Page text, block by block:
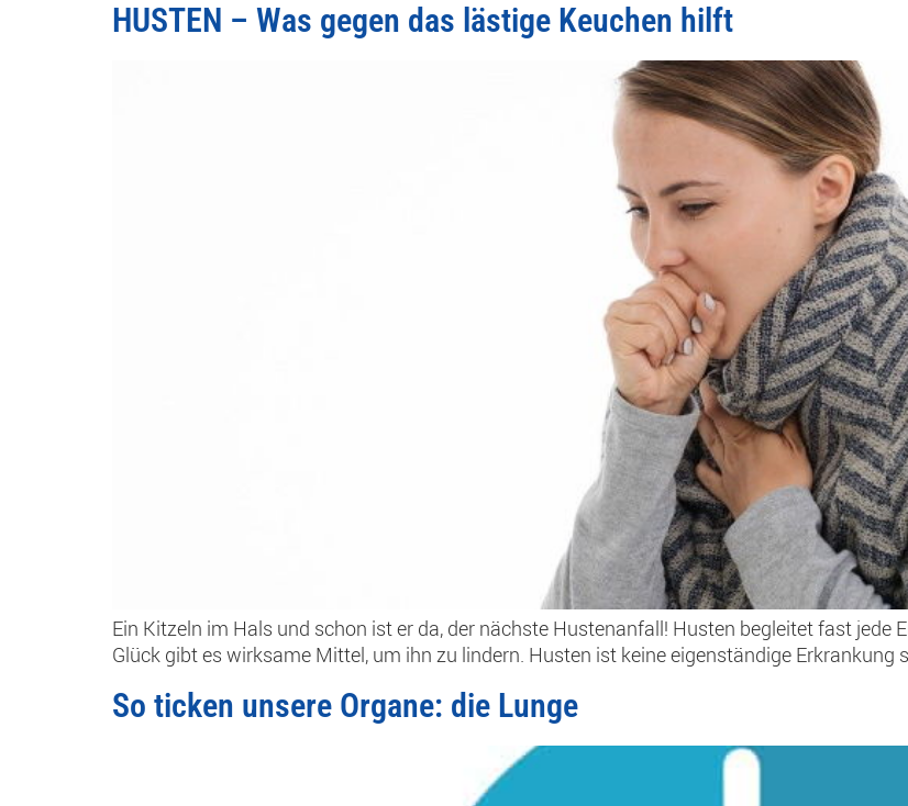
HUSTEN – Was gegen das lästige Keuchen hilft
Ein Kitzeln im Hals und schon ist er da, der nächste Hustenanfall! Husten begleitet fast
Glück gibt es wirksame Mittel, um ihn zu lindern. Husten ist keine eigenständige Erkrankung
So ticken unsere Organe: die Lunge